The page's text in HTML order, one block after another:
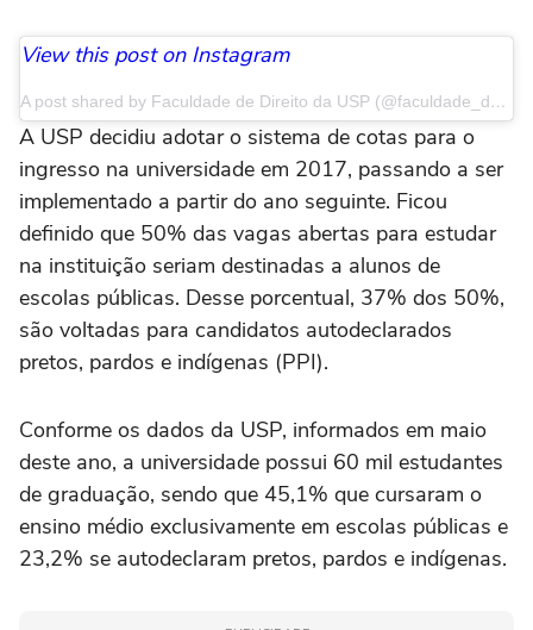
View this post on Instagram
A post shared by Faculdade de Direito da USP (@faculdade_de_direito_da_usp)
A USP decidiu adotar o sistema de cotas para o
ingresso na universidade em 2017, passando a ser
implementado a partir do ano seguinte. Ficou
definido que 50% das vagas abertas para estudar
na instituição seriam destinadas a alunos de
escolas públicas. Desse porcentual, 37% dos 50%,
são voltadas para candidatos autodeclarados
pretos, pardos e indígenas (PPI).
Conforme os dados da USP, informados em maio
deste ano, a universidade possui 60 mil estudantes
de graduação, sendo que 45,1% que cursaram o
ensino médio exclusivamente em escolas públicas e
23,2% se autodeclaram pretos, pardos e indígenas.